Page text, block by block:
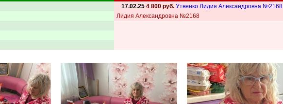
17.02.25 4 800 руб. Утвенко Лидия Александровна №2168
Лидия Александровна №2168